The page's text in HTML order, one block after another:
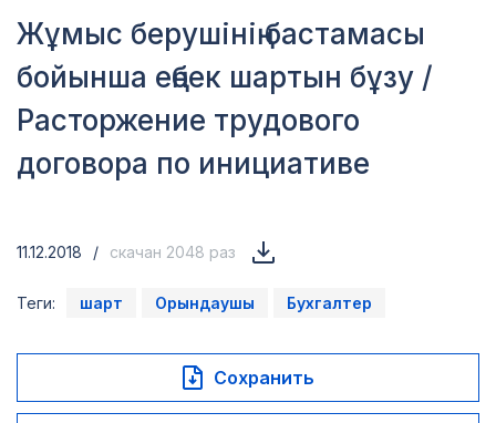
Жұмыс берушінің бастамасы
бойынша еңбек шартын бұзу /
Расторжение трудового
договора по инициативе
11.12.2018 / скачан 2048 раз
Теги: шарт Орындаушы Бухгалтер
Сохранить